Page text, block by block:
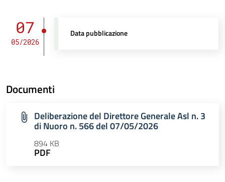
07
05/2026
Data pubblicazione
Documenti
Deliberazione del Direttore Generale Asl n. 3
di Nuoro n. 566 del 07/05/2026
894 KB
PDF